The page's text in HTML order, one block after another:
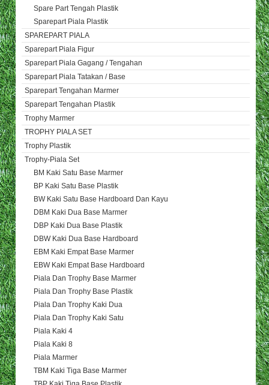
Spare Part Tengah Plastik
Sparepart Piala Plastik
SPAREPART PIALA
Sparepart Piala Figur
Sparepart Piala Gagang / Tengahan
Sparepart Piala Tatakan / Base
Sparepart Tengahan Marmer
Sparepart Tengahan Plastik
Trophy Marmer
TROPHY PIALA SET
Trophy Plastik
Trophy-Piala Set
BM Kaki Satu Base Marmer
BP Kaki Satu Base Plastik
BW Kaki Satu Base Hardboard Dan Kayu
DBM Kaki Dua Base Marmer
DBP Kaki Dua Base Plastik
DBW Kaki Dua Base Hardboard
EBM Kaki Empat Base Marmer
EBW Kaki Empat Base Hardboard
Piala Dan Trophy Base Marmer
Piala Dan Trophy Base Plastik
Piala Dan Trophy Kaki Dua
Piala Dan Trophy Kaki Satu
Piala Kaki 4
Piala Kaki 8
Piala Marmer
TBM Kaki Tiga Base Marmer